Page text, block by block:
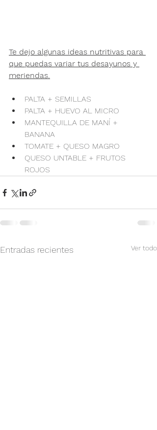
Te dejo algunas ideas nutritivas para
que puedas variar tus desayunos y
meriendas.
PALTA + SEMILLAS
PALTA + HUEVO AL MICRO
MANTEQUILLA DE MANÍ +
BANANA
TOMATE + QUESO MAGRO
QUESO UNTABLE + FRUTOS
ROJOS
Entradas recientes Ver todo